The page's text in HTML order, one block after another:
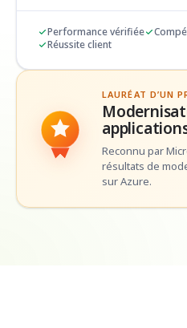
Performance vérifiée
Réussite client
LAURÉAT D’UN
Reconnu par
résultats de
sur Azure.